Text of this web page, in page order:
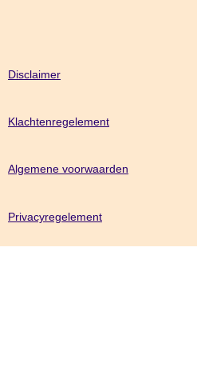
Disclaimer
Klachtenregelement
Algemene voorwaarden
Privacyregelement